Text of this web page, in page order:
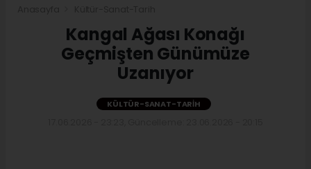
Kangal Ağası Konağı
Geçmişten Günümüze
Uzanıyor
KÜLTÜR-SANAT-TARIH